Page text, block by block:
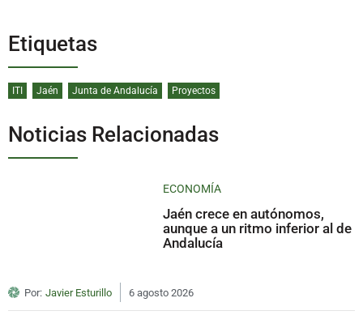
Etiquetas
ITI Jaén Junta de Andalucía Proyectos
Noticias Relacionadas
ECONOMÍA
Jaén crece en autónomos,
aunque a un ritmo inferior al de
Andalucía
Por: Javier Esturillo 6 agosto 2026